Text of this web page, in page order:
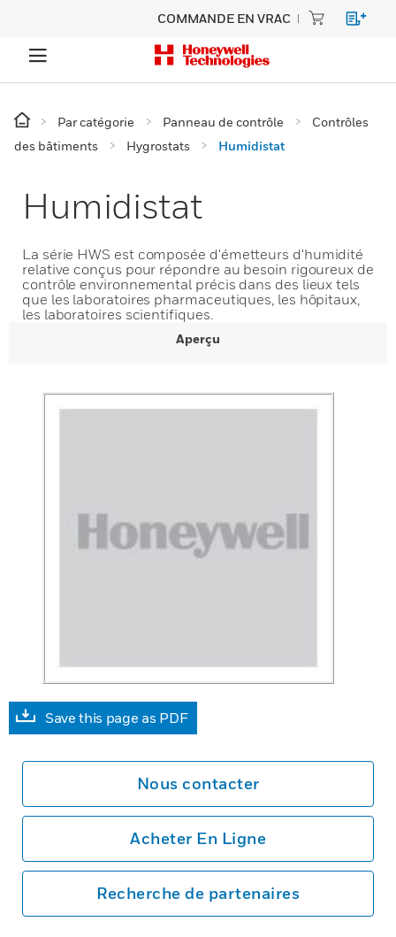
COMMANDE EN VRAC
Par catégorie Panneau de contrôle
Contrôles
des bâtiments
Hygrostats Humidistat
Humidistat
La série HWS est composée d'émetteurs d'humidité
relative conçus pour répondre au besoin rigoureux de
contrôle environnemental précis dans des lieux tels
que les laboratoires pharmaceutiques, les hôpitaux,
les laboratoires scientifiques.
Aperçu
Save this page as PDF
Nous contacter
Acheter En Ligne
Recherche de partenaires